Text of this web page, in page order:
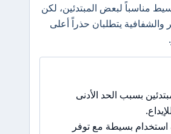
مناسباً لبعض المبتدئين، لكن
يتطلبان حذراً أعلى
بسبب الحد الأدنى
استخدام بسيطة مع توفر